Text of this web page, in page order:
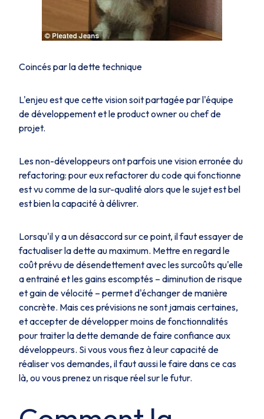
Coincés par la dette technique
L'enjeu est que cette vision soit partagée par l'équipe
de développement et le product owner ou chef de
projet.
Les non-développeurs ont parfois une vision erronée du
refactoring: pour eux refactorer du code qui fonctionne
est vu comme de la sur-qualité alors que le sujet est bel
est bien la capacité à délivrer.
Lorsqu'il y a un désaccord sur ce point, il faut essayer de
factualiser la dette au maximum. Mettre en regard le
coût prévu de désendettement avec les surcoûts qu'elle
a entrainé et les gains escomptés – diminution de risque
et gain de vélocité – permet d'échanger de manière
concrète. Mais ces prévisions ne sont jamais certaines,
et accepter de développer moins de fonctionnalités
pour traiter la dette demande de faire confiance aux
développeurs. Si vous vous fiez à leur capacité de
réaliser vos demandes, il faut aussi le faire dans ce cas
là, ou vous prenez un risque réel sur le futur.